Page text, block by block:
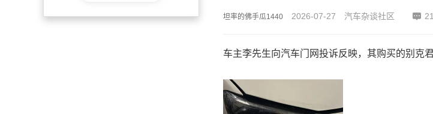
坦率的佛手瓜1440 2026-07-27 汽车杂谈社区 21
车主李先生向汽车门网投诉反映，其购买的别克